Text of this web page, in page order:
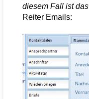
diesem Fall ist
Reiter Emails: